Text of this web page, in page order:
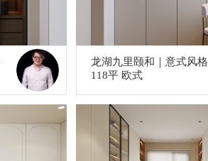
龙湖九里颐和｜意式风格
118平 欧式